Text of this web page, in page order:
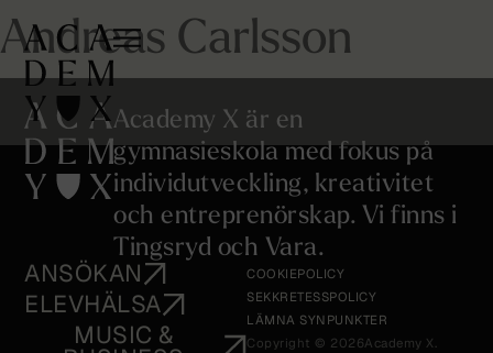
Andreas Carlsson
Academy X är en
gymnasieskola med fokus på
individutveckling, kreativitet
och entreprenörskap. Vi finns i
Tingsryd och Vara.
ANSÖKAN
ELEVHÄLSA
MUSIC &
COOKIEPOLICY
SEKKRETESSPOLICY
LÄMNA SYNPUNKTER
Copyright © 2026Academy X.